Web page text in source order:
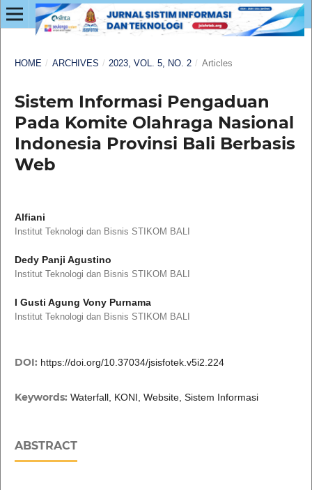
HOME / ARCHIVES / 2023, VOL. 5, NO. 2 / Articles
Sistem Informasi Pengaduan
Pada Komite Olahraga Nasional
Indonesia Provinsi Bali Berbasis
Web
Alfiani
Institut Teknologi dan Bisnis STIKOM BALI
Dedy Panji Agustino
Institut Teknologi dan Bisnis STIKOM BALI
I Gusti Agung Vony Purnama
Institut Teknologi dan Bisnis STIKOM BALI
DOI: https://doi.org/10.37034/jsisfotek.v5i2.224
Keywords: Waterfall, KONI, Website, Sistem Informasi
ABSTRACT